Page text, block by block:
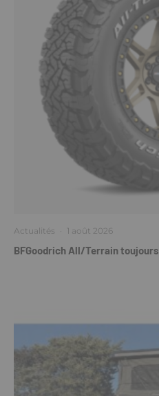
Actualités · 1 août 2026
BFGoodrich All/Terrain toujours